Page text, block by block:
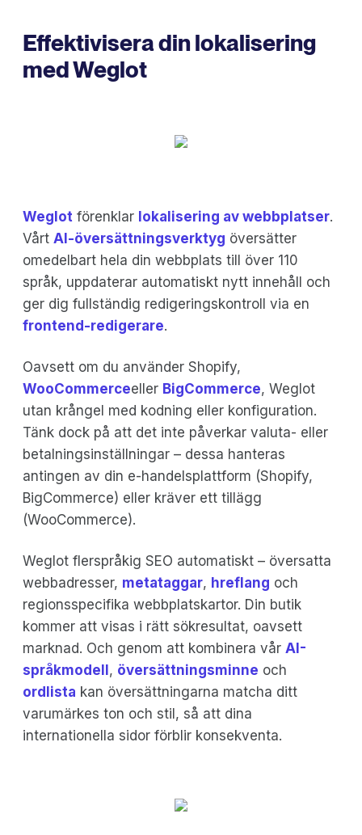
Effektivisera din lokalisering
med Weglot
Weglot förenklar lokalisering av webbplatser.
Vårt AI-översättningsverktyg översätter
omedelbart hela din webbplats till över 110
språk, uppdaterar automatiskt nytt innehåll och
ger dig fullständig redigeringskontroll via en
frontend-redigerare.
Oavsett om du använder Shopify,
WooCommerceeller BigCommerce, Weglot
utan krångel med kodning eller konfiguration.
Tänk dock på att det inte påverkar valuta- eller
betalningsinställningar – dessa hanteras
antingen av din e-handelsplattform (Shopify,
BigCommerce) eller kräver ett tillägg
(WooCommerce).
Weglot flerspråkig SEO automatiskt – översatta
webbadresser, metataggar, hreflang och
regionsspecifika webbplatskartor. Din butik
kommer att visas i rätt sökresultat, oavsett
marknad. Och genom att kombinera vår AI-
språkmodell, översättningsminne och
ordlista kan översättningarna matcha ditt
varumärkes ton och stil, så att dina
internationella sidor förblir konsekventa.